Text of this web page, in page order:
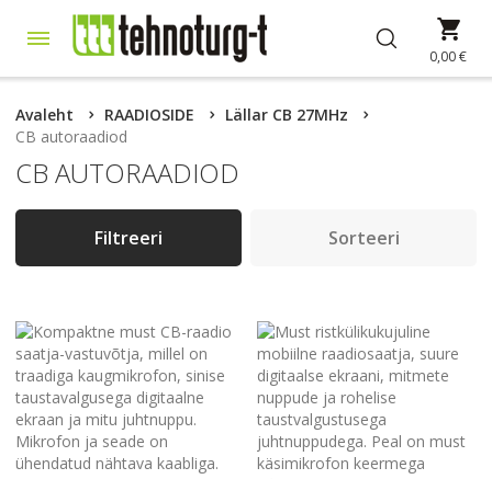
to
0,00 €
Avaleht RAADIOSIDE
Lällar CB 27MHz
CB autoraadiod
CB AUTORAADIOD
Filtreeri Sorteeri